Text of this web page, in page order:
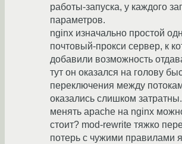
работы-запуска, у каждого
параметров.
nginx изначально простой
почтовый-прокси сервер, к
добавили возможность
тут он оказался на голову
переключения между
оказались слишком затратны.
менять apache на nginx
стоит? mod-rewrite тяжко
потерь с чужими правилами